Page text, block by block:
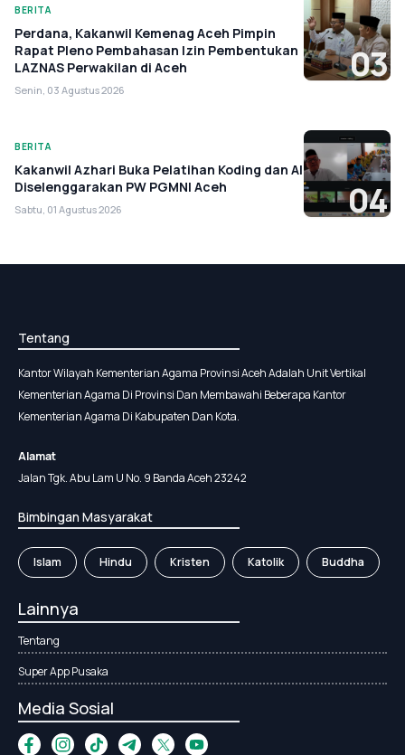
BERITA
Perdana, Kakanwil Kemenag Aceh Pimpin
Rapat Pleno Pembahasan Izin Pembentukan
LAZNAS Perwakilan di Aceh
Senin, 03 Agustus 2026
03
BERITA
Kakanwil Azhari Buka Pelatihan Koding dan AI
Diselenggarakan PW PGMNI Aceh
Sabtu, 01 Agustus 2026 04
Tentang
Kantor Wilayah Kementerian Agama Provinsi Aceh Adalah Unit Vertikal
Kementerian Agama Di Provinsi Dan Membawahi Beberapa Kantor
Kementerian Agama Di Kabupaten Dan Kota.
Alamat
Jalan Tgk. Abu Lam U No. 9 Banda Aceh 23242
Bimbingan Masyarakat
Islam Hindu Kristen Katolik Buddha
Lainnya
Tentang
Super App Pusaka
Media Sosial